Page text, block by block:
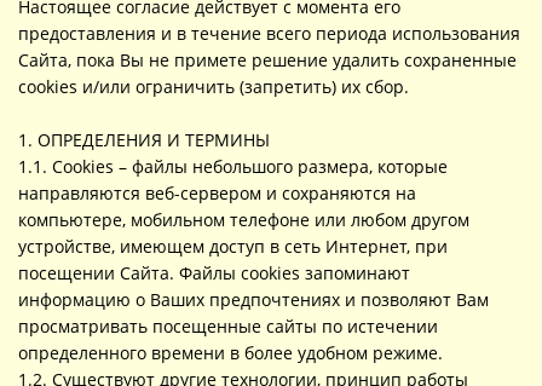
Настоящее согласие действует с момента его
предоставления и в течение всего периода использования
Сайта, пока Вы не примете решение удалить сохраненные
cookies и/или ограничить (запретить) их сбор.
1. ОПРЕДЕЛЕНИЯ И ТЕРМИНЫ
1.1. Cookies – файлы небольшого размера, которые
направляются веб-сервером и сохраняются на
компьютере, мобильном телефоне или любом другом
устройстве, имеющем доступ в сеть Интернет, при
посещении Сайта. Файлы cookies запоминают
информацию о Ваших предпочтениях и позволяют Вам
просматривать посещенные сайты по истечении
определенного времени в более удобном режиме.
1.2. Существуют другие технологии, принцип работы